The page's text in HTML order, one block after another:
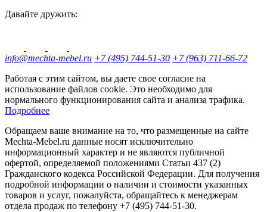
Давайте дружить:
info@mechta-mebel.ru +7 (495) 744-51-30 +7 (963) 711-66-72
Работая с этим сайтом, вы даете свое согласие на
использование файлов cookie. Это необходимо для
нормального функционирования сайта и анализа трафика.
Подробнее
Обращаем ваше внимание на то, что размещенные на сайте
Mechta-Mebel.ru данные носят исключительно
информационный характер и не являются публичной
офертой, определяемой положениями Статьи 437 (2)
Гражданского кодекса Российской Федерации. Для получения
подробной информации о наличии и стоимости указанных
товаров и услуг, пожалуйста, обращайтесь к менеджерам
отдела продаж по телефону +7 (495) 744-51-30.